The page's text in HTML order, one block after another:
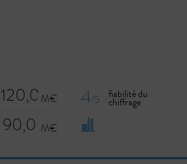
120,0
90,0
4/5 fiabilité du
chiffrage